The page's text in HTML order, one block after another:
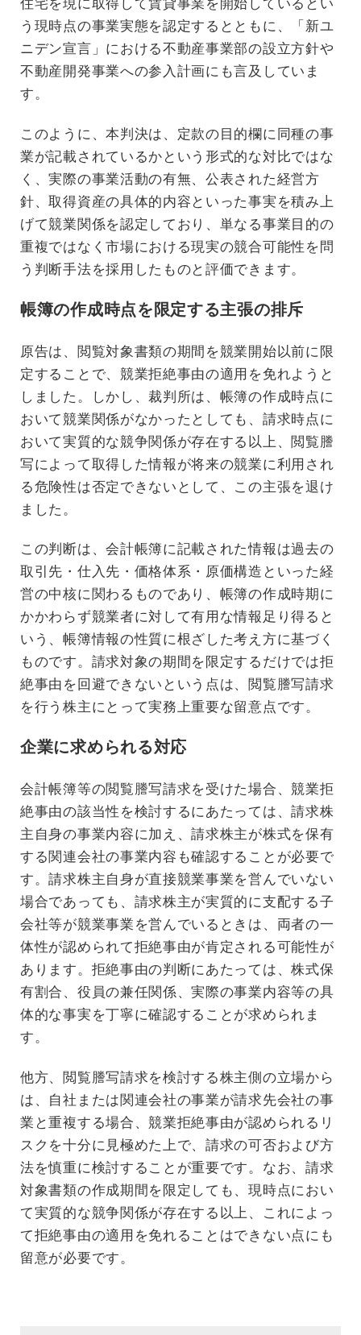
住宅を現に取得して賃貸事業を開始しているとい
う現時点の事業実態を認定するとともに、「新ユ
ニデン宣言」における不動産事業部の設立方針や
不動産開発事業への参入計画にも言及していま
す。
このように、本判決は、定款の目的欄に同種の事
業が記載されているかという形式的な対比ではな
く、実際の事業活動の有無、公表された経営方
針、取得資産の具体的内容といった事実を積み上
げて競業関係を認定しており、単なる事業目的の
重複ではなく市場における現実の競合可能性を問
う判断手法を採用したものと評価できます。
帳簿の作成時点を限定する主張の排斥
原告は、閲覧対象書類の期間を競業開始以前に限
定することで、競業拒絶事由の適用を免れようと
しました。しかし、裁判所は、帳簿の作成時点に
おいて競業関係がなかったとしても、請求時点に
おいて実質的な競争関係が存在する以上、閲覧謄
写によって取得した情報が将来の競業に利用され
る危険性は否定できないとして、この主張を退け
ました。
この判断は、会計帳簿に記載された情報は過去の
取引先・仕入先・価格体系・原価構造といった経
営の中核に関わるものであり、帳簿の作成時期に
かかわらず競業者に対して有用な情報足り得ると
いう、帳簿情報の性質に根ざした考え方に基づく
ものです。請求対象の期間を限定するだけでは拒
絶事由を回避できないという点は、閲覧謄写請求
を行う株主にとって実務上重要な留意点です。
企業に求められる対応
会計帳簿等の閲覧謄写請求を受けた場合、競業拒
絶事由の該当性を検討するにあたっては、請求株
主自身の事業内容に加え、請求株主が株式を保有
する関連会社の事業内容も確認することが必要で
す。請求株主自身が直接競業事業を営んでいない
場合であっても、請求株主が実質的に支配する子
会社等が競業事業を営んでいるときは、両者の一
体性が認められて拒絶事由が肯定される可能性が
あります。拒絶事由の判断にあたっては、株式保
有割合、役員の兼任関係、実際の事業内容等の具
体的な事実を丁寧に確認することが求められま
す。
他方、閲覧謄写請求を検討する株主側の立場から
は、自社または関連会社の事業が請求先会社の事
業と重複する場合、競業拒絶事由が認められるリ
スクを十分に見極めた上で、請求の可否および方
法を慎重に検討することが重要です。なお、請求
対象書類の作成期間を限定しても、現時点におい
て実質的な競争関係が存在する以上、これによっ
て拒絶事由の適用を免れることはできない点にも
留意が必要です。